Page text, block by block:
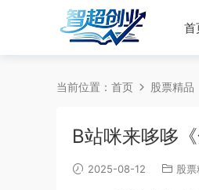
首
当前位置： 首页 股票精品
B站咪来哆哆
2025-08-12 股票